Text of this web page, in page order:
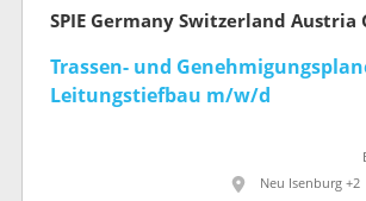
SPIE Germany Switzerland Austria
Trassen- und
Leitungstiefbau m/w/d
Neu Isenburg +2